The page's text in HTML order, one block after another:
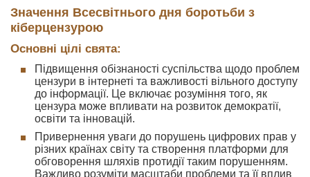
Значення Всесвітнього дня боротьби з
кіберцензурою
Основні цілі свята:
Підвищення обізнаності суспільства щодо проблем
цензури в інтернеті та важливості вільного доступу
до інформації. Це включає розуміння того, як
цензура може впливати на розвиток демократії,
освіти та інновацій.
Привернення уваги до порушень цифрових прав у
різних країнах світу та створення платформи для
обговорення шляхів протидії таким порушенням.
Важливо розуміти масштаби проблеми та її вплив